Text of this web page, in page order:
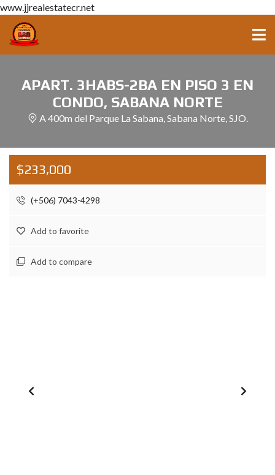
www.jjrealestatecr.net
APART. 3HABS-2BA EN PISO 3 EN
CONDO, SABANA NORTE
A 400m del Parque La Sabana, Sabana Norte, SJO.
$233,000
(+506) 7043-4298
Add to favorite
Add to compare